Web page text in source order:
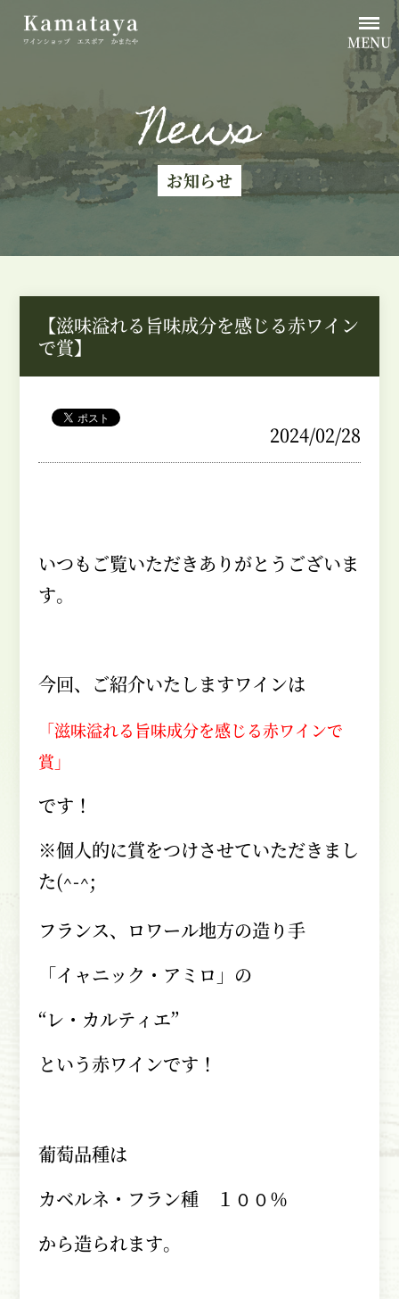
MENU
News
お知らせ
【滋味溢れる旨味成分を感じる赤ワイン
で賞】
2024/02/28
いつもご覧いただきありがとうございま
す。
今回、ご紹介いたしますワインは
「滋味溢れる旨味成分を感じる赤ワインで
賞」
です！
※個人的に賞をつけさせていただきまし
た(^-^;
フランス、ロワール地方の造り手
「イャニック・アミロ」の
“レ・カルティエ”
という赤ワインです！
葡萄品種は
カベルネ・フラン種 １００％
から造られます。